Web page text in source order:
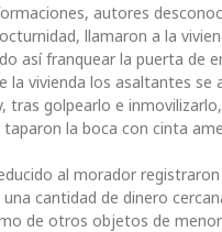
autores
llamaron a la
así franquear la puerta de
la vivienda los asaltantes se
tras golpearlo e
la boca con cinta
al morador registraron
cantidad de dinero
de otros objetos de menor